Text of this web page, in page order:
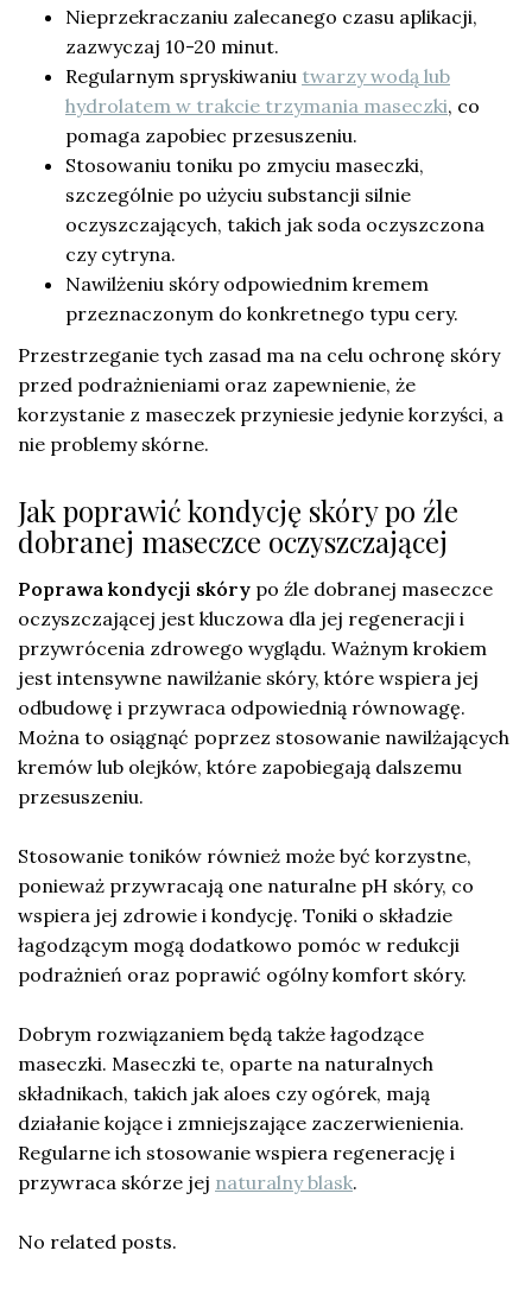
Nieprzekraczaniu zalecanego czasu aplikacji,
zazwyczaj 10-20 minut.
Regularnym spryskiwaniu twarzy wodą lub
hydrolatem w trakcie trzymania maseczki, co
pomaga zapobiec przesuszeniu.
Stosowaniu toniku po zmyciu maseczki,
szczególnie po użyciu substancji silnie
oczyszczających, takich jak soda oczyszczona
czy cytryna.
Nawilżeniu skóry odpowiednim kremem
przeznaczonym do konkretnego typu cery.
Przestrzeganie tych zasad ma na celu ochronę skóry
przed podrażnieniami oraz zapewnienie, że
korzystanie z maseczek przyniesie jedynie korzyści, a
nie problemy skórne.
Jak poprawić kondycję skóry po źle
dobranej maseczce oczyszczającej
Poprawa kondycji skóry po źle dobranej maseczce
oczyszczającej jest kluczowa dla jej regeneracji i
przywrócenia zdrowego wyglądu. Ważnym krokiem
jest intensywne nawilżanie skóry, które wspiera jej
odbudowę i przywraca odpowiednią równowagę.
Można to osiągnąć poprzez stosowanie nawilżających
kremów lub olejków, które zapobiegają dalszemu
przesuszeniu.
Stosowanie toników również może być korzystne,
ponieważ przywracają one naturalne pH skóry, co
wspiera jej zdrowie i kondycję. Toniki o składzie
łagodzącym mogą dodatkowo pomóc w redukcji
podrażnień oraz poprawić ogólny komfort skóry.
Dobrym rozwiązaniem będą także łagodzące
maseczki. Maseczki te, oparte na naturalnych
składnikach, takich jak aloes czy ogórek, mają
działanie kojące i zmniejszające zaczerwienienia.
Regularne ich stosowanie wspiera regenerację i
przywraca skórze jej naturalny blask.
No related posts.